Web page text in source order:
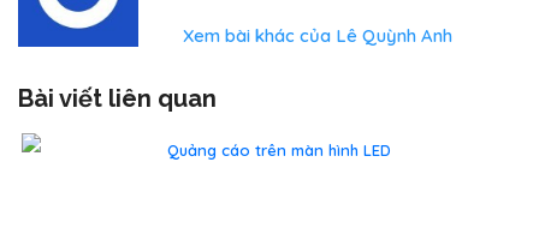
Xem bài khác của Lê Quỳnh Anh
Bài viết liên quan